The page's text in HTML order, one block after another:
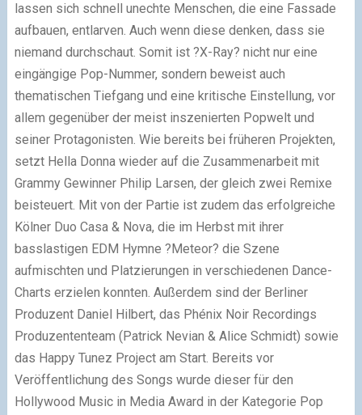
lassen sich schnell unechte Menschen, die eine Fassade
aufbauen, entlarven. Auch wenn diese denken, dass sie
niemand durchschaut. Somit ist ?X-Ray? nicht nur eine
eingängige Pop-Nummer, sondern beweist auch
thematischen Tiefgang und eine kritische Einstellung, vor
allem gegenüber der meist inszenierten Popwelt und
seiner Protagonisten. Wie bereits bei früheren Projekten,
setzt Hella Donna wieder auf die Zusammenarbeit mit
Grammy Gewinner Philip Larsen, der gleich zwei Remixe
beisteuert. Mit von der Partie ist zudem das erfolgreiche
Kölner Duo Casa & Nova, die im Herbst mit ihrer
basslastigen EDM Hymne ?Meteor? die Szene
aufmischten und Platzierungen in verschiedenen Dance-
Charts erzielen konnten. Außerdem sind der Berliner
Produzent Daniel Hilbert, das Phénix Noir Recordings
Produzententeam (Patrick Nevian & Alice Schmidt) sowie
das Happy Tunez Project am Start. Bereits vor
Veröffentlichung des Songs wurde dieser für den
Hollywood Music in Media Award in der Kategorie Pop